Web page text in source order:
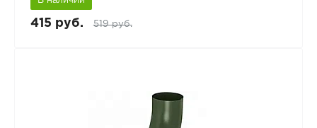
415 руб. 519 руб.